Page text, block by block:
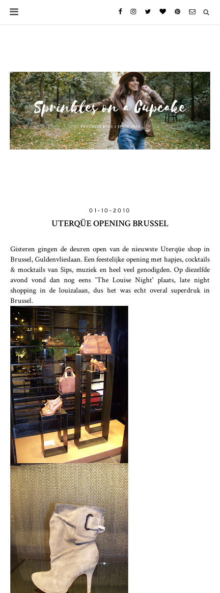
01-10-2010
UTERQÜE OPENING BRUSSEL
Gisteren gingen de deuren open van de nieuwste Uterqüe shop in
Brussel, Guldenvlieslaan. Een feestelijke opening met hapjes, cocktails
& mocktails van Sips, muziek en heel veel genodigden. Op diezelfde
avond vond dan nog eens 'The Louise Night' plaats, late night
shopping in de louizalaan, dus het was echt overal superdruk in
Brussel.